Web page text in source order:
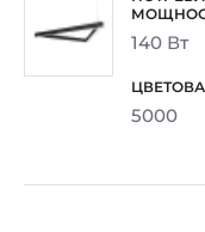
140 Вт
5000